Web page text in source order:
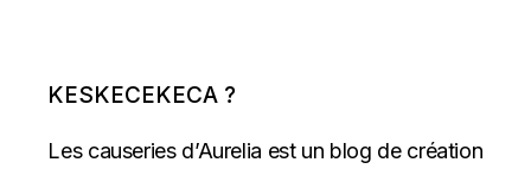
KESKECEKECA ?
Les causeries d’Aurelia est un blog de création